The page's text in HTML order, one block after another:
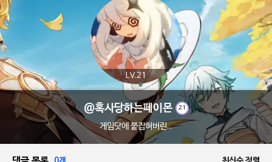
LV.21
@혹사당하는페이몬 21
게임닷에 붙잡혀버린...